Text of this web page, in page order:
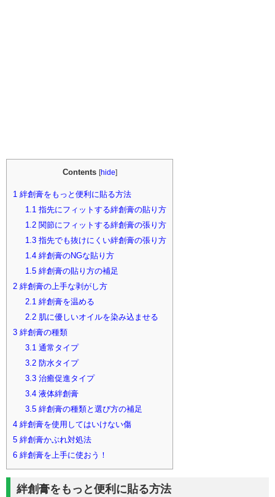
Contents [hide]
1 絆創膏をもっと便利に貼る方法
1.1 指先にフィットする絆創膏の貼り方
1.2関節にフィットする絆創膏の張り方
1.3指先でも抜けにくい絆創膏の張り方
1.4絆創膏のNGな貼り方
1.5絆創膏の貼り方の補足
2 絆創膏の上手な剥がし方
2.1 絆創膏を温める
2.2肌に優しいオイルを染み込ませる
3 絆創膏の種類
3.1 通常タイプ
3.2防水タイプ
3.3治癒促進タイプ
3.4液体絆創膏
3.5絆創膏の種類と選び方の補足
4 絆創膏を使用してはいけない傷
5 絆創膏かぶれ対処法
6 絆創膏を上手に使おう！
絆創膏をもっと便利に貼る方法